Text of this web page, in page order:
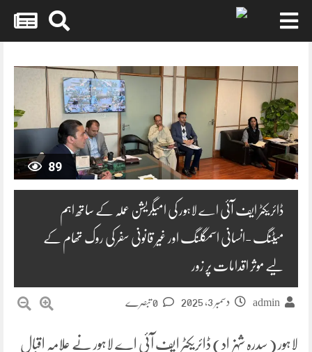
content
89
ڈائریکٹر ایف آئی اے لاہور کی امیگریشن عملہ کے ساتھ اہم
میٹنگ -انسانی اسمگلنگ اور غیر قانونی سفر کی روک تھام کے
لیے موثر اقدامات پر زور
admin دسمبر 3, 2025
لاہور ( سدرہ شہزاد) ڈائریکٹر ایف آئی اے لاہور نے علامہ اقبال